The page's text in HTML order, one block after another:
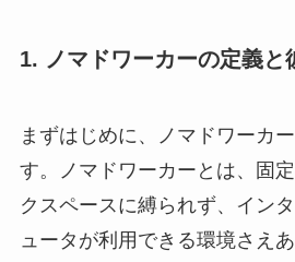
1. ノマドワーカーの定義と
まずはじめに、ノマドワーカ
す。ノマドワーカーとは、固
クスペースに縛られず、イン
ュータが利用できる環境さえ